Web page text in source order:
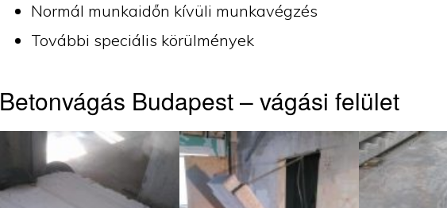
Normál munkaidőn kívüli munkavégzés
További speciális körülmények
Betonvágás Budapest – vágási felület